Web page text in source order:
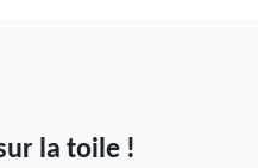
la toile !